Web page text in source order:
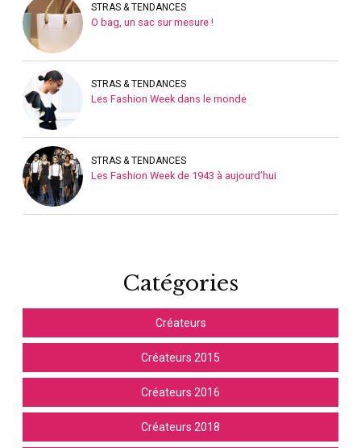
STRAS & TENDANCES
O bag, un sac sur mesure !
STRAS & TENDANCES
Les Fashion Week dans le monde
STRAS & TENDANCES
Les Fashion Week de 1943 à aujourd’hui
Catégories
Créateurs
Créateurs 2015
Créateurs 2016
Créateurs 2018